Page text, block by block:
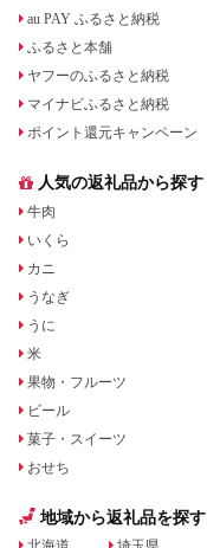
au PAY ふるさと納税
ふるさと本舗
ヤフーのふるさと納税
マイナビふるさと納税
ポイント還元キャンペーン
人気の返礼品から探す
牛肉
いくら
カニ
うなぎ
うに
米
果物・フルーツ
ビール
菓子・スイーツ
おせち
地域から返礼品を探す